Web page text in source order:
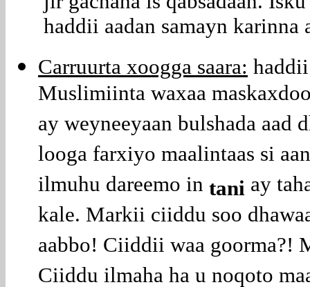
haddii aadan samayn
Carruurta xoogga saara:
Muslimiinta waxaa
ay weyneeyaan bulshada aad
looga farxiyo maalintaas si
ilmuhu dareemo in tani ay
kale. Markii ciiddu soo
aabbo! Ciiddii waa goorma?!
Ciiddu ilmaha ha u noqoto